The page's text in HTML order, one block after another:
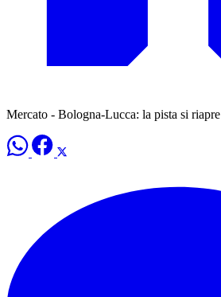
Mercato - Bologna-Lucca: la pista si riapre